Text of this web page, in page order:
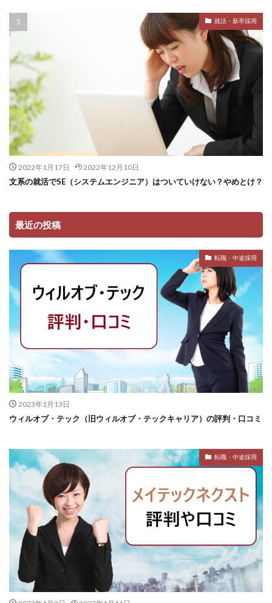
就活・新卒採用
2022年1月17日 2022年12月10日
文系の就活でSE（システムエンジニア）はついていけない？やめとけ？
最近の投稿
転職・中途採用
2023年1月13日
ウィルオブ・テック（旧ウィルオブ・テックキャリア）の評判・口コミ
転職・中途採用